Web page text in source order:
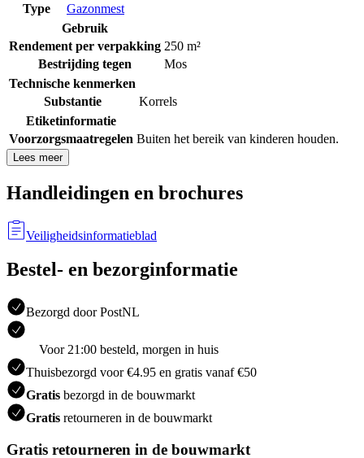
Type
Gazonmest
Gebruik
Rendement per verpakking 250 m²
Bestrijding tegen
Mos
Technische kenmerken
Substantie
Korrels
Etiketinformatie
Voorzorgsmaatregelen Buiten het bereik van kinderen houden.
Lees meer
Handleidingen en brochures
Veiligheidsinformatieblad
Bestel- en bezorginformatie
Bezorgd door PostNL
Voor 21:00 besteld, morgen in huis
Thuisbezorgd voor €4.95 en gratis vanaf €50
Gratis bezorgd in de bouwmarkt
Gratis retourneren in de bouwmarkt
Gratis retourneren in de bouwmarkt